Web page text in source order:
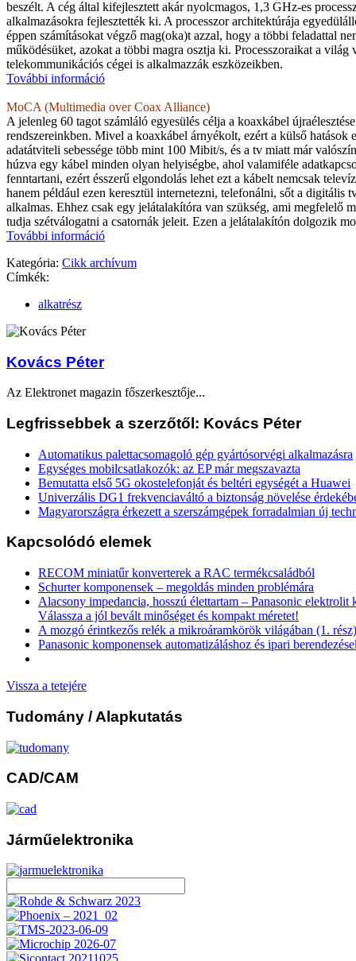
beszélt. A cég által kifejlesztett akár nyolcmagos, 1,3 GHz-es
alkalmazásokra fejlesztették ki. A processzor architektúrája
éppen számításokat végző mag(oka)t azzal, hogy a többi feladattal
működésüket, azokat a többi magra osztja ki. Processzoraikat a világ
telekommunikációs cégei is alkalmazzák eszközeikben.
További információ
MoCA (Multimedia over Coax Alliance)
A jelenleg 60 tagot számláló egyesülés célja a koaxkábel
rendszereinkben. Mivel a koaxkábel árnyékolt, ezért a külső hatások
adatátviteli sebessége több mint 100 Mibit/s, és a tv miatt már
húzva egy kábel minden olyan helyiségbe, ahol valamiféle
fenntartani, ezért ésszerű elgondolás lehet ezt a kábelt nemcsak
hanem például ezen keresztül internetezni, telefonálni, sőt a digitális
alkalmas. Ehhez csak egy jelátalakítóra van szükség, ami megfelelő
tudja szétválogatni a csatornák jeleit. Ezen a jelátalakítón dolgozik
További információ
Kategória: Cikk archívum
Címkék:
alkatrész
Kovács Péter
Az Elektronet magazin főszerkesztője...
Legfrissebbek a szerzőtől: Kovács Péter
Automatikus palettacsomagoló gép gyártósorvégi alkalmazásra
Egységes mobilcsatlakozók: az EP már megszavazta
Bemutatta első 5G okostelefonját és beltéri egységét a Huawei
Univerzális DG1 frekvenciaváltó a biztonság növelése
Magyarországra érkezett a szerszámgépek forradalmian új
Kapcsolódó elemek
RECOM miniatűr konverterek a RAC termékcsaládból
Schurter komponensek – megoldás minden problémára
Alacsony impedancia, hosszú élettartam – Panasonic elektrolit
Válassza a jól bevált minőséget és kompakt méretet!
A mozgó érintkezős relék a mikroáramkörök világában (1. rész)
Panasonic komponensek automatizáláshoz és ipari
Vissza a tetejére
Tudomány / Alapkutatás
CAD/CAM
Járműelektronika